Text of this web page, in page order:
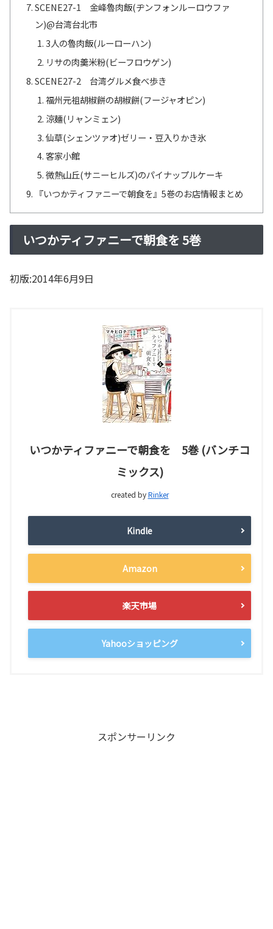
SCENE27-1 金峰魯肉飯(ヂンフォンルーロウファ
ン)@台湾台北市
3人の魯肉飯(ルーローハン)
リサの肉羹米粉(ビーフロウゲン)
SCENE27-2 台湾グルメ食べ歩き
福州元祖胡椒餅の胡椒餅(フージャオピン)
涼麺(リャンミェン)
仙草(シェンツァオ)ゼリー・豆入りかき氷
客家小館
微熱山丘(サニーヒルズ)のパイナップルケーキ
『いつかティファニーで朝食を』5巻のお店情報まとめ
いつかティファニーで朝食を 5巻
初版:2014年6月9日
いつかティファニーで朝食を 5巻 (バンチコ
ミックス)
created byRinker
Kindle
Amazon
楽天市場
Yahooショッピング
スポンサーリンク